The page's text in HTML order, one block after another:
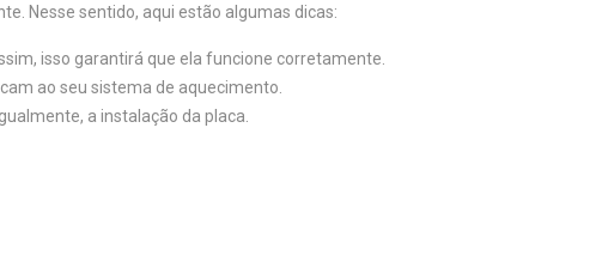
Nesse sentido, aqui estão algumas dicas:
isso garantirá que ela funcione corretamente.
ao seu sistema de aquecimento.
a instalação da placa.